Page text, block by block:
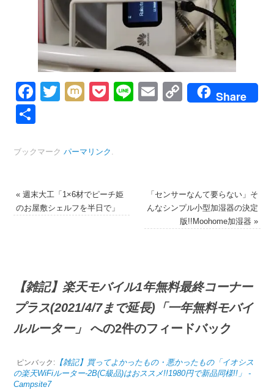
Facebook
Twitter
MixiPocket
LineEmailCopyShare
ブックマーク パーマリンク .
«週末大工「1×6材でピーチ姫
のお屋敷シェルフを半日で」
「センサーなんて要らない」そ
んなシンプル小型加湿器の決定
版!!Moohome加湿器»
【雑記】楽天モバイル1年無料最終コーナー
プラス(2021/4/7まで延長)「一年無料モバイ
ルルーター」
への2件のフィードバック
ピンバック:【雑記】買ってよかったもの・悪かったもの「イオシス
の楽天WiFiルーター‐2B(C級品)はおススメ!!1980円で新品同様!!」 -
Campsite7